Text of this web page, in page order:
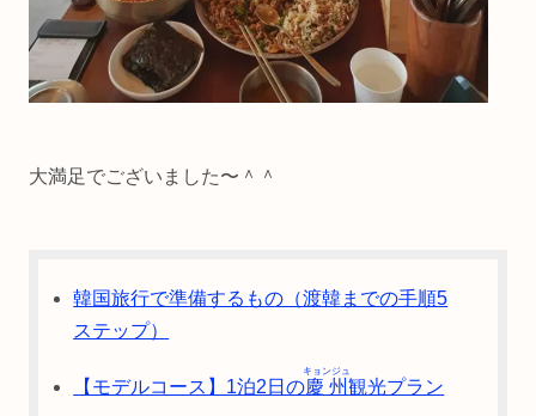
大満足でございました〜＾＾
韓国旅行で準備するもの（渡韓までの手順5
ステップ）
【モデルコース】1泊2日の慶州
キョンジュ
観光プラン